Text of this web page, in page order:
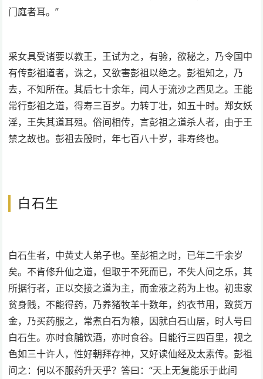
门庭者耳。”
采女具受诸要以教王，王试为之，有验，欲秘之，乃令国中
有传彭祖道者，诛之，又欲害彭祖以绝之。彭祖知之，乃
去，不知所在。其后七十余年，闻人于流沙之西见之。王能
常行彭祖之道，得寿三百岁。力转丁壮，如五十时。郑女妖
淫，王失其道耳殂。俗间相传，言彭祖之道杀人者，由于王
禁之故也。彭祖去殷时，年七百八十岁，非寿终也。
白石生
白石生者，中黄丈人弟子也。至彭祖之时，已年二千余岁
矣。不肯修升仙之道，但取于不死而已，不失人间之乐，其
所据行者，正以交接之道为主，而金液之药为上也。初患家
贫身贱，不能得药，乃养猪牧羊十数年，约衣节用，致货万
金，乃买药服之，常煮白石为粮，因就白石山居，时人号曰
白石生。亦时食脯饮酒，亦时食谷。日能行三四百里，视之
色如三十许人，性好朝拜存神，又好读仙经及太素传。彭祖
问之：何以不服药升天乎？答曰：“天上无复能乐于此间